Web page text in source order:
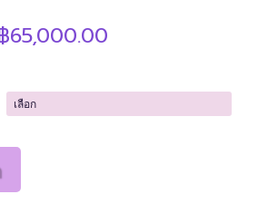
65,000.00
through